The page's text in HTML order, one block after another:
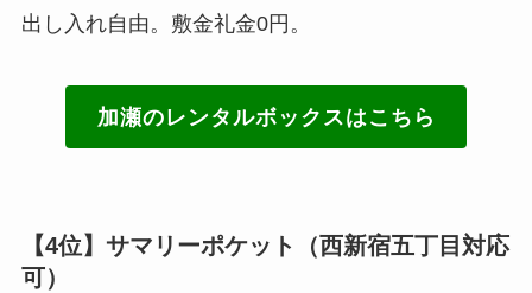
出し入れ自由。敷金礼金0円。
加瀬のレンタルボックスはこちら
【4位】サマリーポケット（西新宿五丁目対応
可）